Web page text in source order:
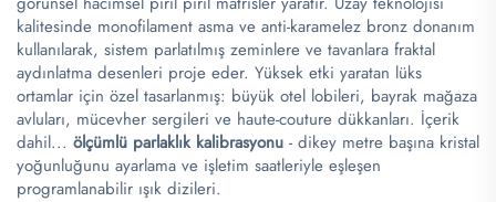
kalitesinde monofilament asma ve anti-karamelez bronz donanım
kullanılarak, sistem parlatılmış zeminlere ve tavanlara fraktal
aydınlatma desenleri proje eder. Yüksek etki yaratan lüks
ortamlar için özel tasarlanmış: büyük otel lobileri, bayrak mağaza
avluları, mücevher sergileri ve haute-couture dükkanları. İçerik
dahil... ölçümlü parlaklık kalibrasyonu - dikey metre başına kristal
yoğunluğunu ayarlama ve işletim saatleriyle eşleşen
programlanabilir ışık dizileri.